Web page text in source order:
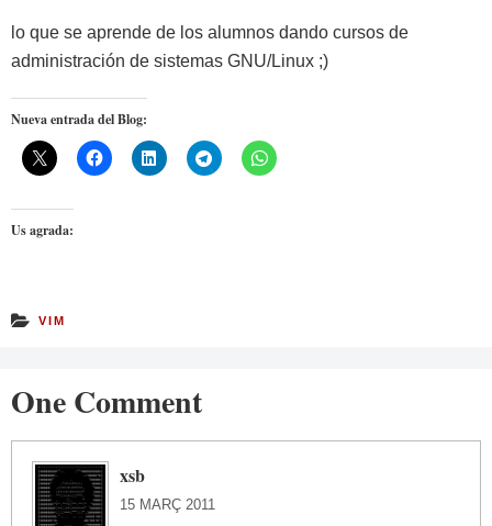
lo que se aprende de los alumnos dando cursos de
administración de sistemas GNU/Linux ;)
Nueva entrada del Blog:
Us agrada:
VIM
One Comment
xsb
15 MARÇ 2011